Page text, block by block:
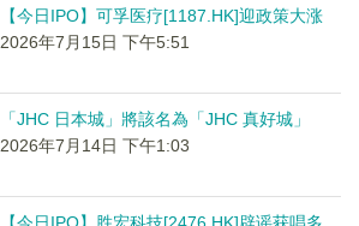
【今日IPO】可孚医疗[1187.HK]迎政策大涨
2026年7月15日 下午5:51
「JHC 日本城」將該名為「JHC 真好城」
2026年7月14日 下午1:03